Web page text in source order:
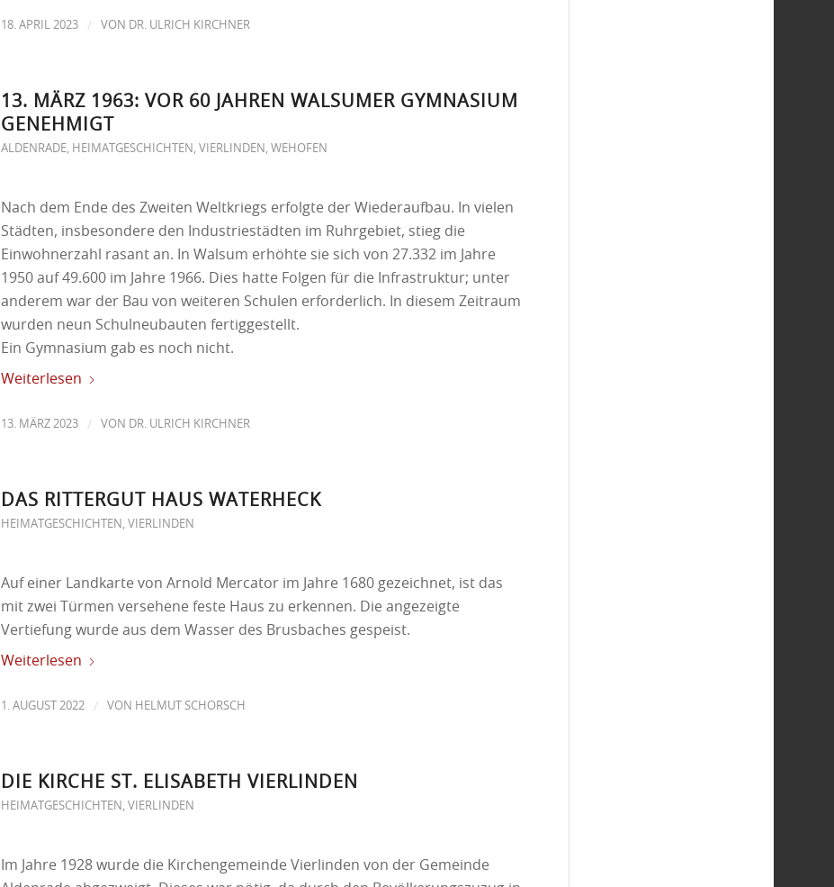
18. APRIL 2023 / VON DR. ULRICH KIRCHNER
13. MÄRZ 1963: VOR 60 JAHREN WALSUMER GYMNASIUM
GENEHMIGT
ALDENRADE, HEIMATGESCHICHTEN ,VIERLINDEN ,WEHOFEN
Nach dem Ende des Zweiten Weltkriegs erfolgte der Wiederaufbau. In vielen
Städten, insbesondere den Industriestädten im Ruhrgebiet, stieg die
Einwohnerzahl rasant an. In Walsum erhöhte sie sich von 27.332 im Jahre
1950 auf 49.600 im Jahre 1966. Dies hatte Folgen für die Infrastruktur; unter
anderem war der Bau von weiteren Schulen erforderlich. In diesem Zeitraum
wurden neun Schulneubauten fertiggestellt.
Ein Gymnasium gab es noch nicht.
Weiterlesen
13. MÄRZ 2023 / VON DR. ULRICH KIRCHNER
DAS RITTERGUT HAUS WATERHECK
HEIMATGESCHICHTEN , VIERLINDEN
Auf einer Landkarte von Arnold Mercator im Jahre 1680 gezeichnet, ist das
mit zwei Türmen versehene feste Haus zu erkennen. Die angezeigte
Vertiefung wurde aus dem Wasser des Brusbaches gespeist.
Weiterlesen
1. AUGUST 2022 / VON HELMUT SCHORSCH
DIE KIRCHE ST. ELISABETH VIERLINDEN
HEIMATGESCHICHTEN , VIERLINDEN
Im Jahre 1928 wurde die Kirchengemeinde Vierlinden von der Gemeinde